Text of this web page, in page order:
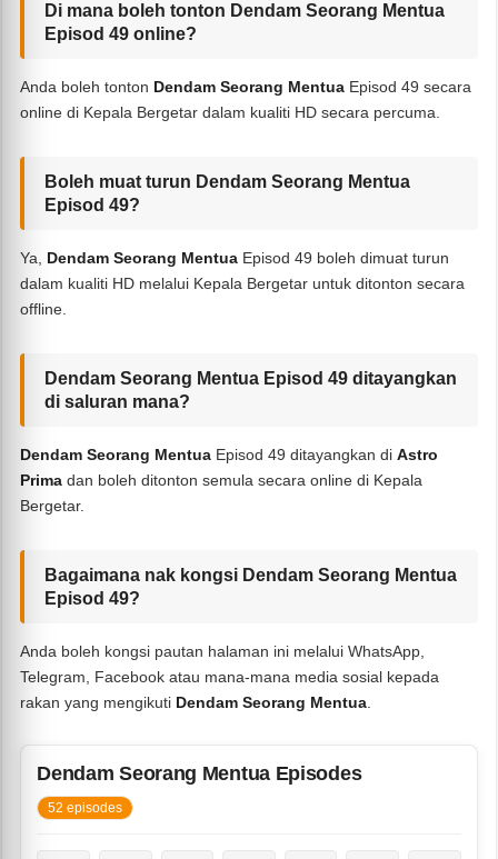
Di mana boleh tonton Dendam Seorang Mentua
Episod 49 online?
Anda boleh tonton Dendam Seorang Mentua Episod 49 secara
online di Kepala Bergetar dalam kualiti HD secara percuma.
Boleh muat turun Dendam Seorang Mentua
Episod 49?
Ya, Dendam Seorang Mentua Episod 49 boleh dimuat turun
dalam kualiti HD melalui Kepala Bergetar untuk ditonton secara
offline.
Dendam Seorang Mentua Episod 49 ditayangkan
di saluran mana?
Dendam Seorang Mentua Episod 49 ditayangkan diAstro
Prima dan boleh ditonton semula secara online di Kepala
Bergetar.
Bagaimana nak kongsi Dendam Seorang Mentua
Episod 49?
Anda boleh kongsi pautan halaman ini melalui WhatsApp,
Telegram, Facebook atau mana-mana media sosial kepada
rakan yang mengikuti Dendam Seorang Mentua
Dendam Seorang Mentua Episodes
52 episodes